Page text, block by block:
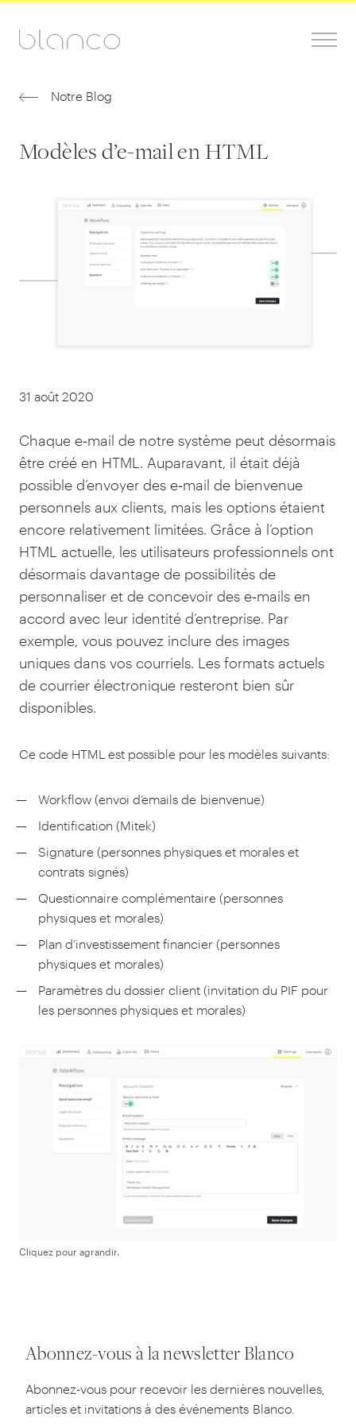
Notre Blog
Modèles d’e-mail en HTML
31 août 2020
Chaque e‑mail de notre système peut désormais
être créé en HTML. Auparavant, il était déjà
possible d’envoyer des e‑mail de bienvenue
personnels aux clients, mais les options étaient
encore relativement limitées. Grâce à l’option
HTML actuelle, les utilisateurs professionnels ont
désormais davantage de possibilités de
personnaliser et de concevoir des e‑mails en
accord avec leur identité d’entreprise. Par
exemple, vous pouvez inclure des images
uniques dans vos courriels. Les formats actuels
de courrier électronique resteront bien sûr
disponibles.
Ce code HTML est possible pour les modèles suivants:
Workflow (envoi d’emails de bienvenue)
Identification (Mitek)
Signature (personnes physiques et morales et
contrats signés)
Questionnaire complémentaire (personnes
physiques et morales)
Plan d’investissement financier (personnes
physiques et morales)
Paramètres du dossier client (invitation du PIF pour
les personnes physiques et morales)
Cliquez pour agrandir.
Abonnez-vous à la newsletter Blanco
Abonnez-vous pour recevoir les dernières nouvelles,
articles et invitations à des événements Blanco.